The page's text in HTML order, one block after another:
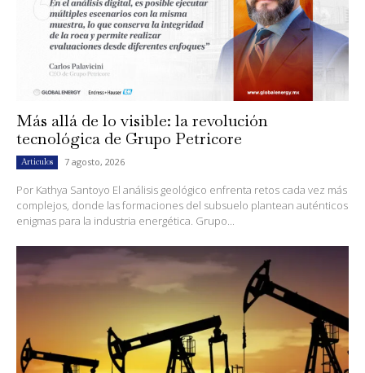
Más allá de lo visible: la revolución
tecnológica de Grupo Petricore
Artículos 7 agosto, 2026
Por Kathya Santoyo El análisis geológico enfrenta retos cada vez más
complejos, donde las formaciones del subsuelo plantean auténticos
enigmas para la industria energética. Grupo...